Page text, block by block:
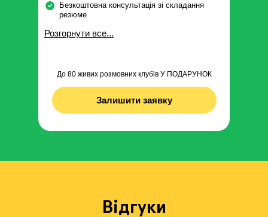
Безкоштовна консультація зі складання
резюме
До 80 живих розмовних клубів У ПОДАРУНОК
Залишити заявку
Розгорнути все...
Відгуки